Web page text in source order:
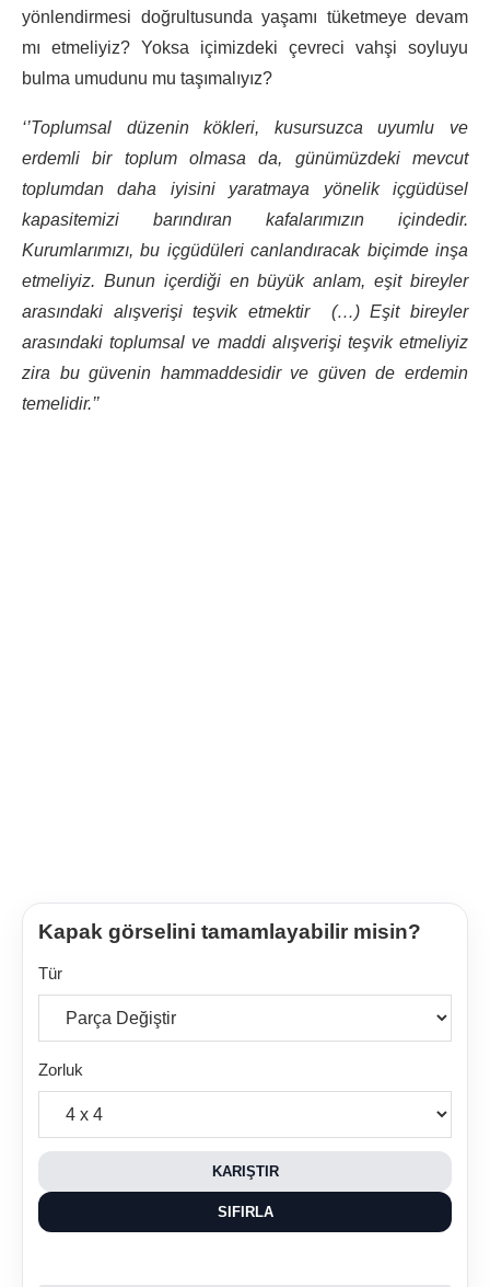
yönlendirmesi doğrultusunda yaşamı tüketmeye devam
mı etmeliyiz? Yoksa içimizdeki çevreci vahşi soyluyu
bulma umudunu mu taşımalıyız?
‘’Toplumsal düzenin kökleri, kusursuzca uyumlu ve
erdemli bir toplum olmasa da, günümüzdeki mevcut
toplumdan daha iyisini yaratmaya yönelik içgüdüsel
kapasitemizi barındıran kafalarımızın içindedir.
Kurumlarımızı, bu içgüdüleri canlandıracak biçimde inşa
etmeliyiz. Bunun içerdiği en büyük anlam, eşit bireyler
arasındaki alışverişi teşvik etmektir (…) Eşit bireyler
arasındaki toplumsal ve maddi alışverişi teşvik etmeliyiz
zira bu güvenin hammaddesidir ve güven de erdemin
temelidir.’’
Kapak görselini tamamlayabilir misin?
Tür
Zorluk
KARIŞTIR
SIFIRLA